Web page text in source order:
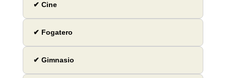
✔ Cine
✔ Fogatero
✔ Gimnasio